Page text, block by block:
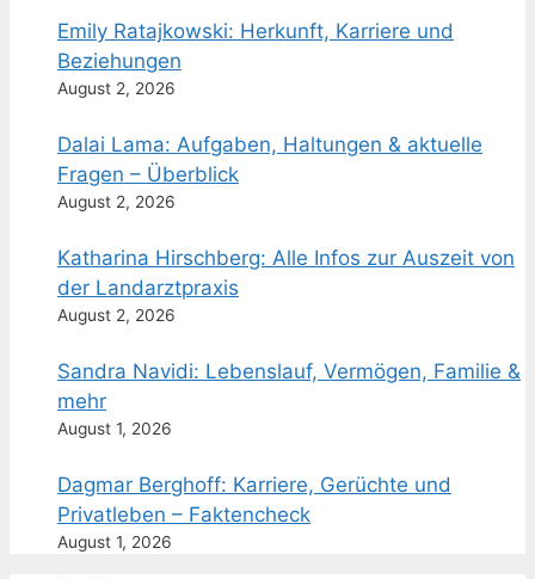
Emily Ratajkowski: Herkunft, Karriere und
Beziehungen
August 2, 2026
Dalai Lama: Aufgaben, Haltungen & aktuelle
Fragen – Überblick
August 2, 2026
Katharina Hirschberg: Alle Infos zur Auszeit von
der Landarztpraxis
August 2, 2026
Sandra Navidi: Lebenslauf, Vermögen, Familie &
mehr
August 1, 2026
Dagmar Berghoff: Karriere, Gerüchte und
Privatleben – Faktencheck
August 1, 2026